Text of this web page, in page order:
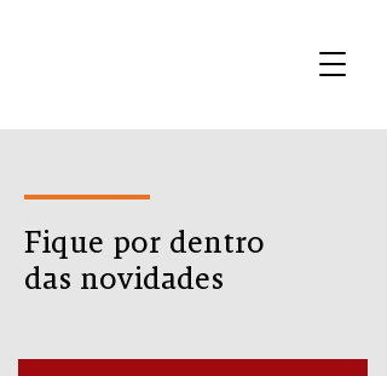
Fique por dentro
das novidades